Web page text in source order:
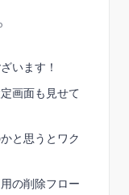
います！
画面も見せて
と思うとワク
の削除フロー